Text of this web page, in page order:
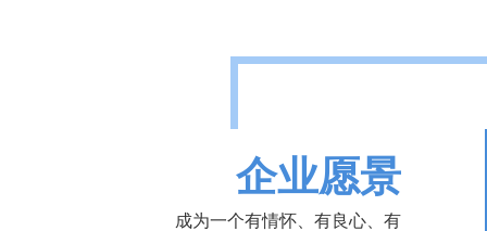
企业愿景
成为一个有情怀、有良心、有